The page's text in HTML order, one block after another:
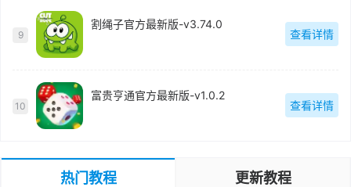
9
割绳子官方最新版-v3.74.0
查看详情
10
富贵亨通官方最新版-v1.0.2
查看详情
热门教程 更新教程